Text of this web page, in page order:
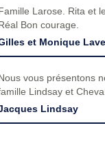
Larose. Rita et
Bon courage.
et Monique
vous présentons
Lindsay et
Lindsay